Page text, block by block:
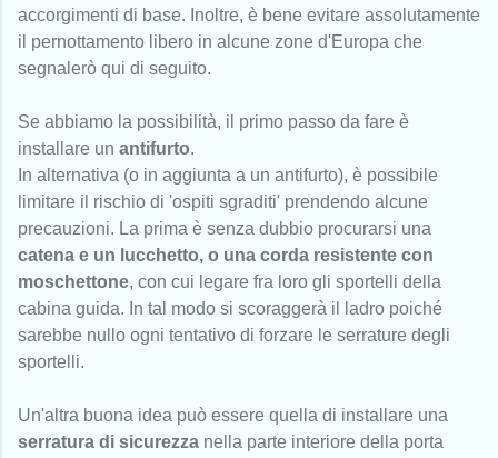
accorgimenti di base. Inoltre, è bene evitare assolutamente
il pernottamento libero in alcune zone d'Europa che
segnalerò qui di seguito.
Se abbiamo la possibilità, il primo passo da fare è
installare un antifurto.
In alternativa (o in aggiunta a un antifurto), è possibile
limitare il rischio di 'ospiti sgraditi' prendendo alcune
precauzioni. La prima è senza dubbio procurarsi una
catena e un lucchetto, o una corda resistente con
moschettone, con cui legare fra loro gli sportelli della
cabina guida. In tal modo si scoraggerà il ladro poiché
sarebbe nullo ogni tentativo di forzare le serrature degli
sportelli.
Un'altra buona idea può essere quella di installare una
serratura di sicurezza nella parte interiore della porta